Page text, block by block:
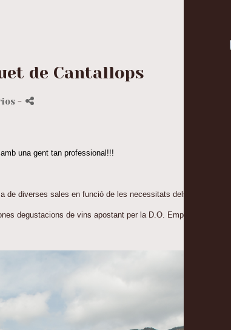
de Cantallops
-
una gent tan professional!!!
de diverses sales en funció de les necessitats dels seus clients.
degustacions de vins apostant per la D.O. Empordà.